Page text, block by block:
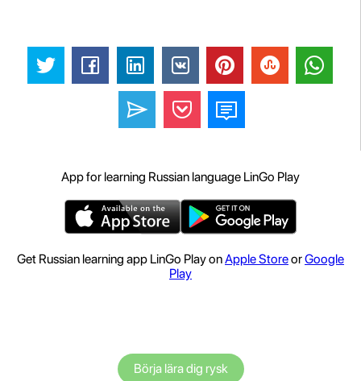
App for learning Russian language LinGo Play
Get Russian learning app LinGo Play onApple StoreorGoogle
Play
Börja lära dig rysk